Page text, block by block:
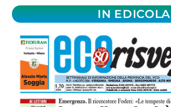
IN EDICOLA